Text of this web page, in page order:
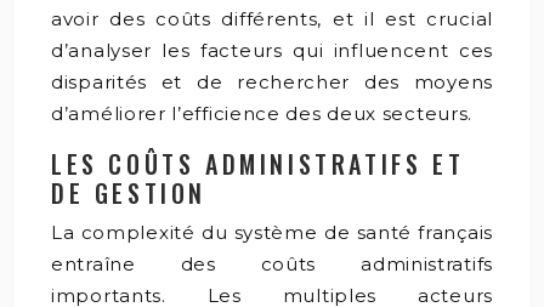
avoir des coûts différents, et il est crucial
d’analyser les facteurs qui influencent ces
disparités et de rechercher des moyens
d’améliorer l’efficience des deux secteurs.
LES COÛTS ADMINISTRATIFS ET
DE GESTION
La complexité du système de santé français
entraîne des coûts administratifs
importants. Les multiples acteurs